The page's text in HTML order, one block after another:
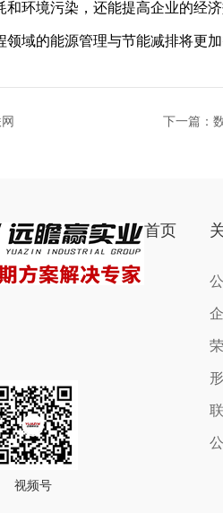
环境污染，还能提高企业的经
域的能源管理与节能减排将更加
下一篇：
视频号
首页